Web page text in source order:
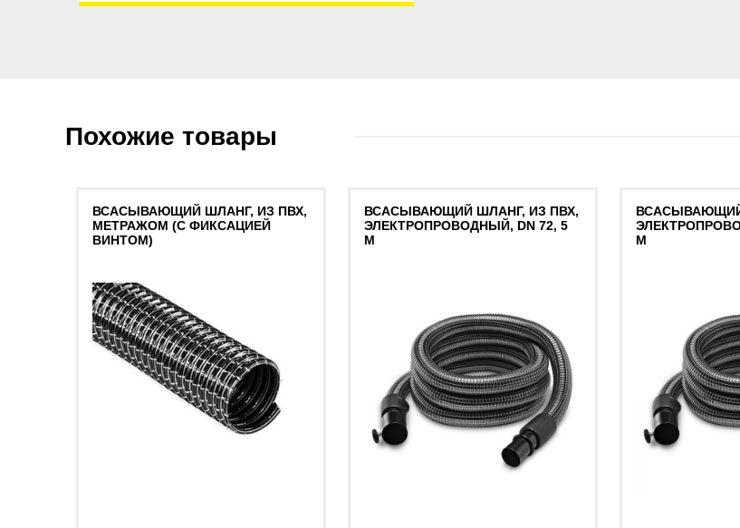
Похожие товары
ВСАСЫВАЮЩИЙ ШЛАНГ, ИЗ ПВХ,
МЕТРАЖОМ (С ФИКСАЦИЕЙ
ВИНТОМ)
ВСАСЫВАЮЩИЙ ШЛАНГ, ИЗ ПВХ,
ЭЛЕКТРОПРОВОДНЫЙ, DN 72, 5
М
М